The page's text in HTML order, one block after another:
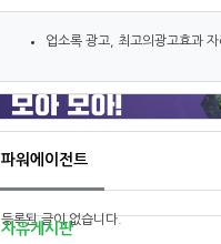
업소록 광고, 최고의광고효과
파워에이전트
등록된 글이 없습니다.
자유게시판